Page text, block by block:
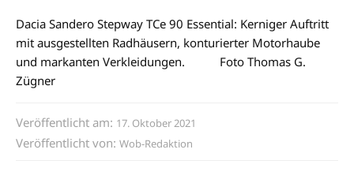
Dacia Sandero Stepway TCe 90 Essential: Kerniger Auftritt
mit ausgestellten Radhäusern, konturierter Motorhaube
und markanten Verkleidungen. Foto Thomas G.
Zügner
Veröffentlicht am: 17. Oktober 2021
Veröffentlicht von: Wob-Redaktion